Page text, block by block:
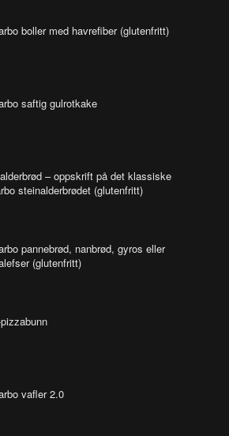
boller med havrefiber (glutenfritt)
saftig gulrotkake
– oppskrift på det klassiske
steinalderbrødet (glutenfritt)
pannebrød, nanbrød, gyros eller
(glutenfritt)
vafler 2.0